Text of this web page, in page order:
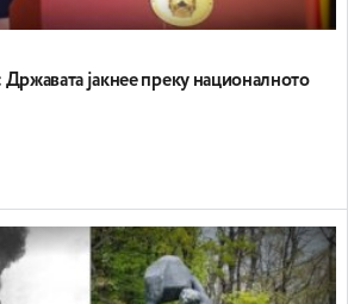
јакнее преку националното